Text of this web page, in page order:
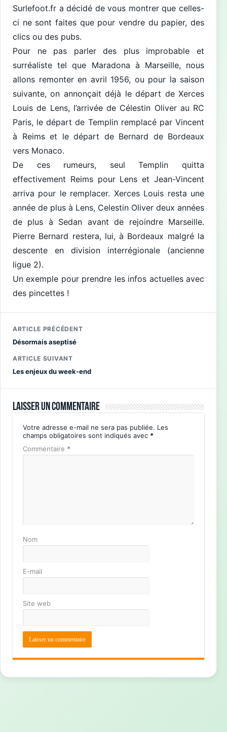
Surlefoot.fr a décidé de vous montrer que celles-
ci ne sont faites que pour vendre du papier, des
clics ou des pubs.
Pour ne pas parler des plus improbable et
surréaliste tel que Maradona à Marseille, nous
allons remonter en avril 1956, ou pour la saison
suivante, on annonçait déjà le départ de Xerces
Louis de Lens, l’arrivée de Célestin Oliver au RC
Paris, le départ de Templin remplacé par Vincent
à Reims et le départ de Bernard de Bordeaux
vers Monaco.
De ces rumeurs, seul Templin quitta
effectivement Reims pour Lens et Jean-Vincent
arriva pour le remplacer. Xerces Louis resta une
année de plus à Lens, Celestin Oliver deux années
de plus à Sedan avant de rejoindre Marseille.
Pierre Bernard restera, lui, à Bordeaux malgré la
descente en division interrégionale (ancienne
ligue 2).
Un exemple pour prendre les infos actuelles avec
des pincettes !
ARTICLE PRÉCÉDENT
Désormais aseptisé
ARTICLE SUIVANT
Les enjeux du week-end
Laisser un commentaire
Votre adresse e-mail ne sera pas publiée. Les
champs obligatoires sont indiqués avec *
Commentaire *
Nom
E-mail
Site web